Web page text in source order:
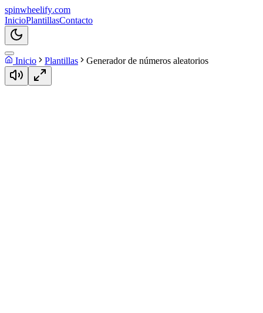
spinwheelify.com
InicioPlantillasContacto
Inicio Plantillas Generador de números aleatorios